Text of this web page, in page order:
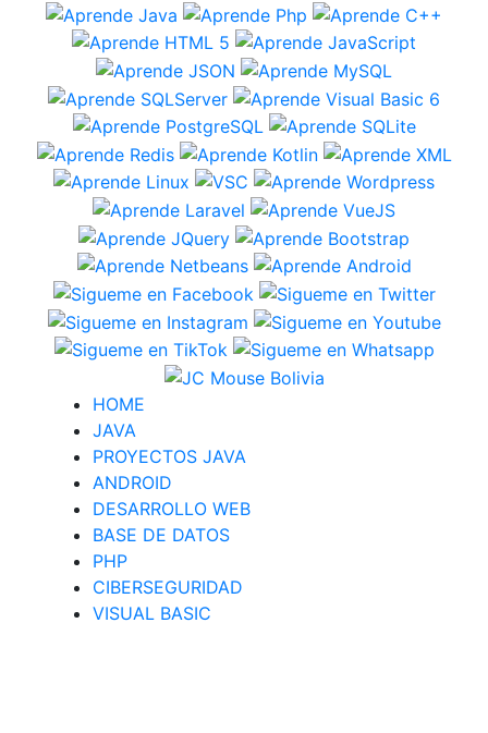
HOME
JAVA
PROYECTOS JAVA
ANDROID
DESARROLLO WEB
BASE DE DATOS
PHP
CIBERSEGURIDAD
VISUAL BASIC